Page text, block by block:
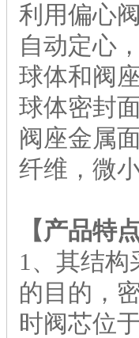
利用偏心
自动定心
球体和阀
球体密封
阀座金属
纤维，微
【产品特
1、其结
的目的，
时阀芯位